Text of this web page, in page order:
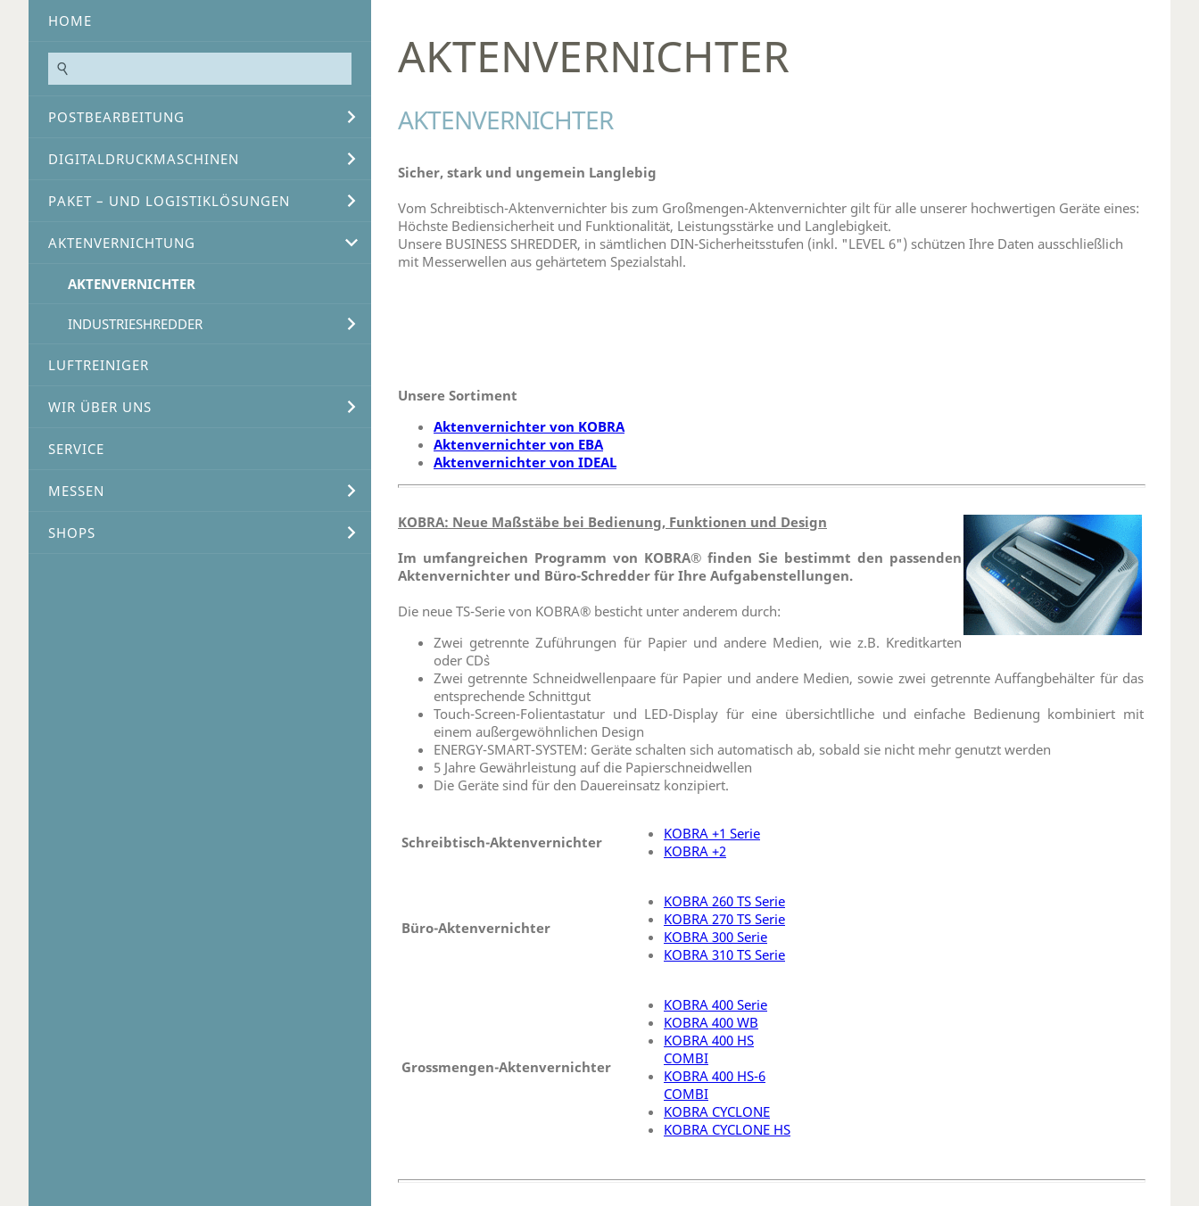
HOME
POSTBEARBEITUNG
DIGITALDRUCKMASCHINEN
PAKET – UND LOGISTIKLÖSUNGEN
AKTENVERNICHTUNG
AKTENVERNICHTER
INDUSTRIESHREDDER
LUFTREINIGER
WIR ÜBER UNS
SERVICE
MESSEN
SHOPS
AKTENVERNICHTER
AKTENVERNICHTER
Sicher, stark und ungemein Langlebig
Vom Schreibtisch-Aktenvernichter bis zum Großmengen-Aktenvernichter gilt für alle unserer hochwertigen Geräte eines:
Höchste Bediensicherheit und Funktionalität, Leistungsstärke und Langlebigkeit.
Unsere BUSINESS SHREDDER, in sämtlichen DIN-Sicherheitsstufen (inkl. "LEVEL 6") schützen Ihre Daten ausschließlich
mit Messerwellen aus gehärtetem Spezialstahl.
Unsere Sortiment
Aktenvernichter von KOBRA
Aktenvernichter von EBA
Aktenvernichter von IDEAL
KOBRA: Neue Maßstäbe bei Bedienung, Funktionen und Design
Im umfangreichen Programm von KOBRA® finden Sie bestimmt den passenden
Aktenvernichter und Büro-Schredder für Ihre Aufgabenstellungen.
Die neue TS-Serie von KOBRA® besticht unter anderem durch:
Zwei getrennte Zuführungen für Papier und andere Medien, wie z.B. Kreditkarten
oder CD`s
Zwei getrennte Schneidwellenpaare für Papier und andere Medien, sowie zwei getrennte Auffangbehälter für das
entsprechende Schnittgut
Touch-Screen-Folientastatur und LED-Display für eine übersichtlliche und einfache Bedienung kombiniert mit
einem außergewöhnlichen Design
ENERGY-SMART-SYSTEM: Geräte schalten sich automatisch ab, sobald sie nicht mehr genutzt werden
5 Jahre Gewährleistung auf die Papierschneidwellen
Die Geräte sind für den Dauereinsatz konzipiert.
Schreibtisch-Aktenvernichter
KOBRA +1 Serie
KOBRA +2
Büro-Aktenvernichter
KOBRA 260 TS Serie
KOBRA 270 TS Serie
KOBRA 300 Serie
KOBRA 310 TS Serie
Grossmengen-Aktenvernichter
KOBRA 400 Serie
KOBRA 400 WB
KOBRA 400 HS
COMBI
KOBRA 400 HS-6
COMBI
KOBRA CYCLONE
KOBRA CYCLONE HS